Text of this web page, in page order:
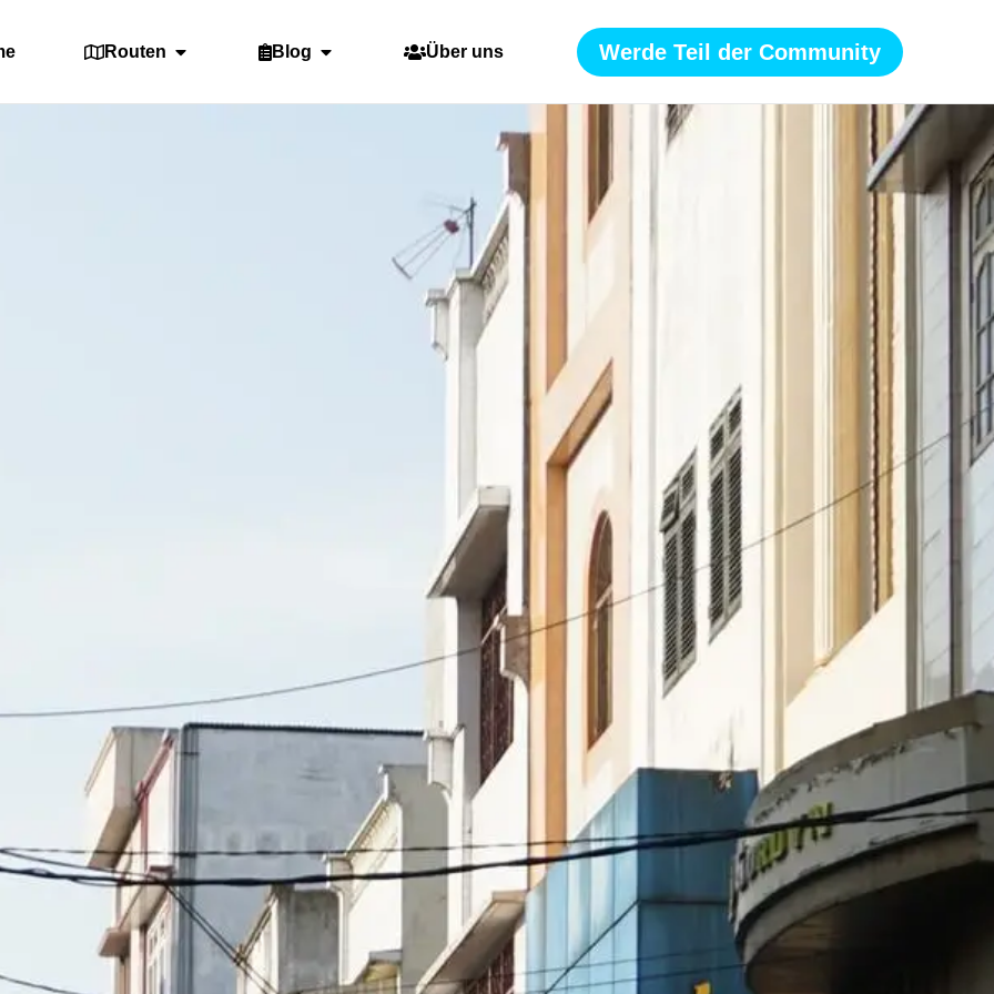
Routen Blog Über uns Werde Teil der Community